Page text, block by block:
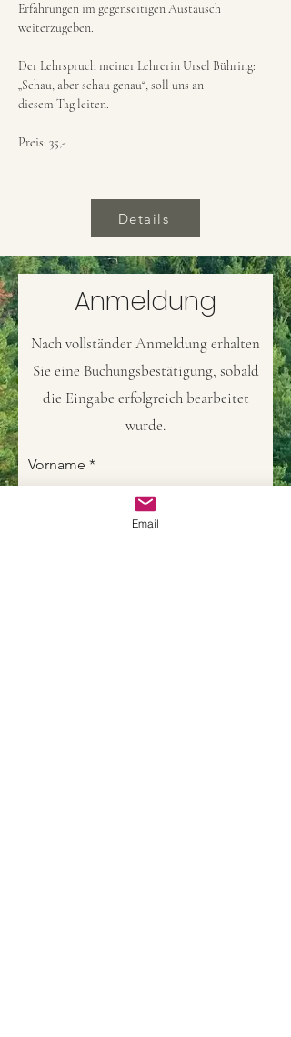
Erfahrungen im gegenseitigen Austausch
weiterzugeben.
Der Lehrspruch meiner Lehrerin Ursel Bühring:
„Schau, aber schau genau“, soll uns an
diesem Tag leiten.
Preis: 35,-
Details
Anmeldung
Nach vollständer Anmeldung erhalten
Sie eine Buchungsbestätigung, sobald
die Eingabe erfolgreich bearbeitet
wurde.
Vorname
Email